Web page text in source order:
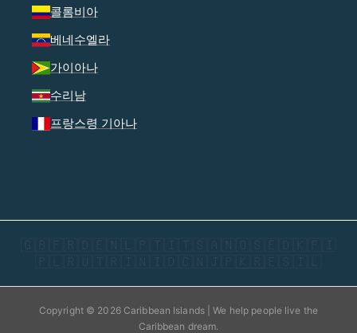
콜롬비아
베네수엘라
가이아나
수리남
프랑스령 기아나
🇬🇧 🇫🇷 🇩🇪 🇳🇱 🇵🇹 🇮🇹 🇸🇦 🇳🇴 🇸🇪 🇩🇰 🇫🇮
🇵🇱 🇷🇺 🇹🇷 🇮🇳 🇮🇩 🇨🇳 🇯🇵 🇰🇷 🇪🇸 🇮🇱
Copyright © 2026 Caribbean Islands | We help people live the
Caribbean dream.